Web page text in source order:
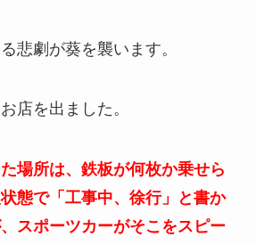
悲劇が葵を襲います。
店を出ました。
場所は、鉄板が何枚か乗せら
態で「工事中、徐行」と書か
スポーツカーがそこをスピー